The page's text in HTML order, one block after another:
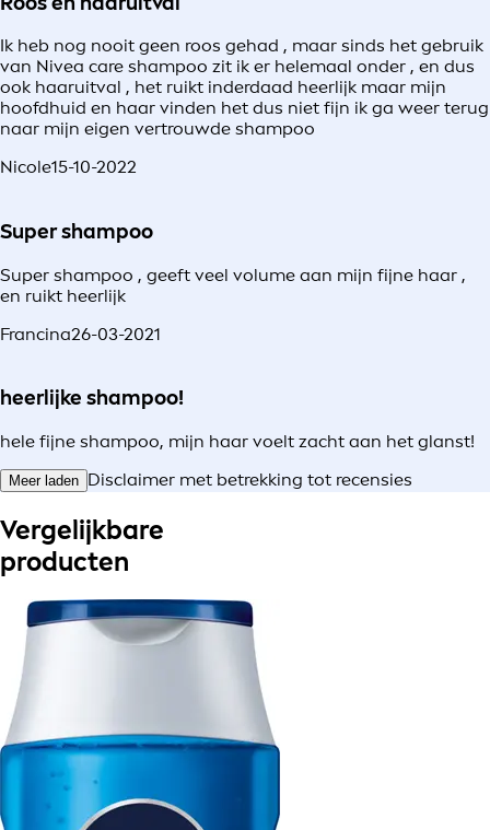
Ik heb nog nooit geen roos gehad , maar sinds het gebruik
van Nivea care shampoo zit ik er helemaal onder , en dus
ook haaruitval , het ruikt inderdaad heerlijk maar mijn
hoofdhuid en haar vinden het dus niet fijn ik ga weer terug
naar mijn eigen vertrouwde shampoo
Nicole15-10-2022
Super shampoo
Super shampoo , geeft veel volume aan mijn fijne haar ,
en ruikt heerlijk
Francina26-03-2021
heerlijke shampoo!
hele fijne shampoo, mijn haar voelt zacht aan het glanst!
Meer laden Disclaimer met betrekking tot recensies
Vergelijkbare
producten